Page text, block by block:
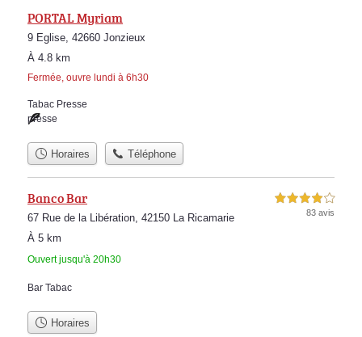
PORTAL Myriam
9 Eglise, 42660 Jonzieux
À 4.8 km
Fermée, ouvre lundi à 6h30
Tabac Presse
presse
Horaires Téléphone
Banco Bar
67 Rue de la Libération, 42150 La Ricamarie
À 5 km
Ouvert jusqu'à 20h30
4,0 étoiles sur 5
83 avis
Bar Tabac
Horaires